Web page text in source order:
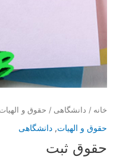
خانه / دانشگاهی / حقوق و الهیات
حقوق و الهیات, دانشگاهی
حقوق ثبت